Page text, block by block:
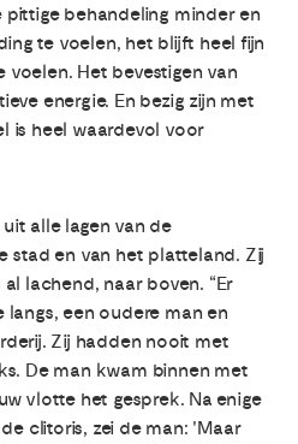
behandeling minder en
te voelen, het blijft heel fijn
voelen. Het bevestigen van
energie. En bezig zijn met
is heel waardevol voor
alle lagen van de
stad en van het platteland. Zij
lachend, naar boven. “Er
een oudere man en
Zij hadden nooit met
De man kwam binnen met
vlotte het gesprek. Na enige
clitoris, zei de man: 'Maar